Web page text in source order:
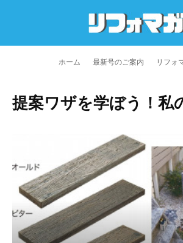
ホーム 最新号のご案内 リフォ
お問い合わせ よくあるご質問
提案ワザを学ぼう！私